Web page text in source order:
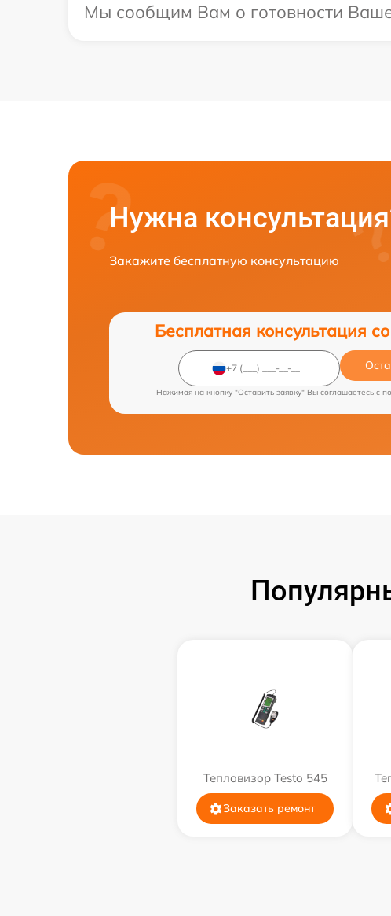
Мы сообщим Вам о готовности
Нужна
Закажите бесплатную консультацию
Бесплатная консультация
Нажимая на кнопку "Оставить заявку" Вы соглашаетесь c
Тепловизор Testo 545
Заказать ремонт